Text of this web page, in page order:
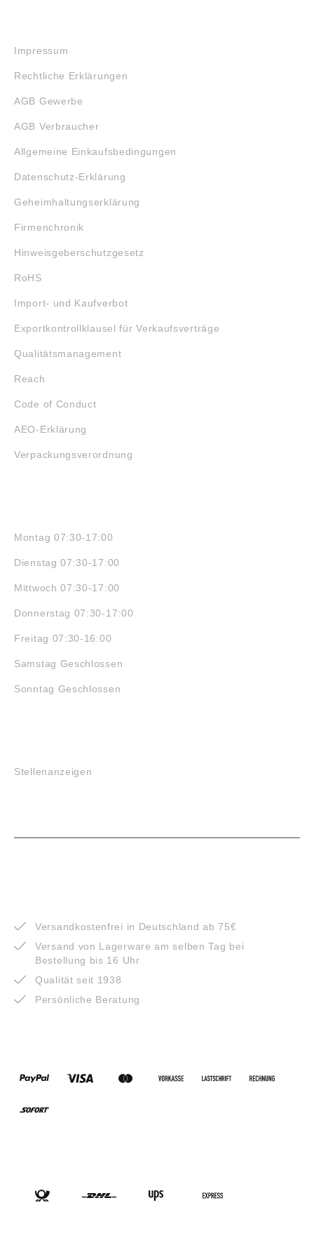
Impressum
Rechtliche Erklärungen
AGB Gewerbe
AGB Verbraucher
Allgemeine Einkaufsbedingungen
Datenschutz-Erklärung
Geheimhaltungserklärung
Firmenchronik
Hinweisgeberschutzgesetz
RoHS
Import- und Kaufverbot
Exportkontrollklausel für Verkaufsverträge
Qualitätsmanagement
Reach
Code of Conduct
AEO-Erklärung
Verpackungsverordnung
Montag 07:30-17:00
Dienstag 07:30-17:00
Mittwoch 07:30-17:00
Donnerstag 07:30-17:00
Freitag 07:30-16:00
Samstag Geschlossen
Sonntag Geschlossen
Stellenanzeigen
Versandkostenfrei in Deutschland ab 75€
Versand von Lagerware am selben Tag bei
Bestellung bis 16 Uhr
Qualität seit 1938
Persönliche Beratung